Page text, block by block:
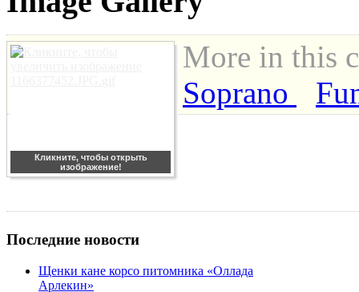
Кликните, чтобы открыть
изображение!
More in this
Soprano
Последние новости
Щенки кане корсо питомника «Оллада
Арлекин»